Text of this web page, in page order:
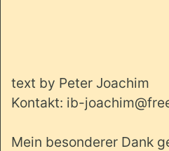
text by Peter Joachim
Kontakt: ib-
Mein besonderer Dank